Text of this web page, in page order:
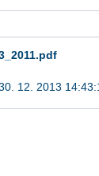
12. 2013